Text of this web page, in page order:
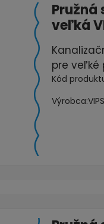
Pružná
veľká
pre veľké
Kód
Výrobca: